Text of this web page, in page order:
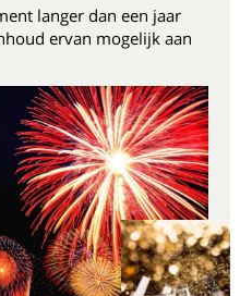
langer dan een jaar
ervan mogelijk aan